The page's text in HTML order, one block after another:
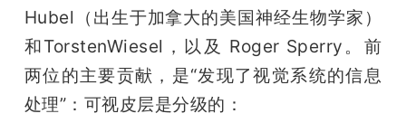
Hubel（出生于加拿大的美国神经生物学家）
和TorstenWiesel，以及 Roger Sperry。前
两位的主要贡献，是“发现了视觉系统的信息
处理”：可视皮层是分级的：